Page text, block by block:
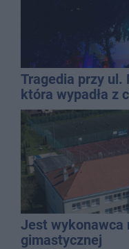
Tragedia przy ul.
która wypadła z
Jest wykonawca
gimastycznej